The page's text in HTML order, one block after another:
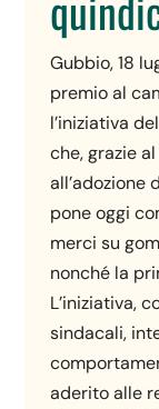
Gubbio, 18
premio al
l’iniziativa
che, grazie
all’adozione
pone oggi
merci su
nonché la
L’iniziativa,
sindacali,
aderito alle